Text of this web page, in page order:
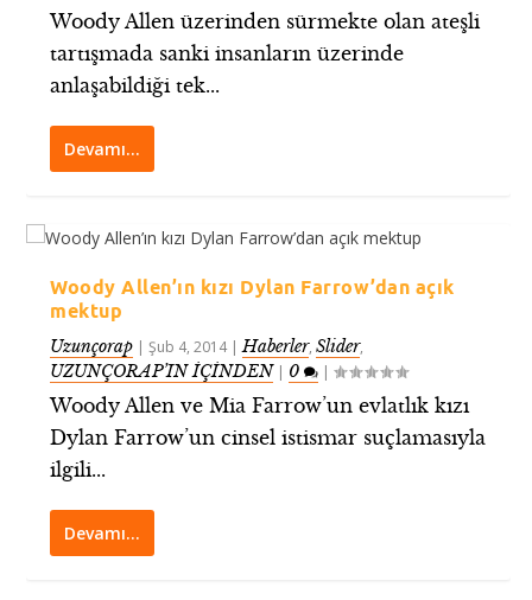
Woody Allen üzerinden sürmekte olan ateşli
tartışmada sanki insanların üzerinde
anlaşabildiği tek...
Devamı…
Woody Allen’ın kızı Dylan Farrow’dan açık
mektup
Uzunçorap |Şub 4, 2014|Haberler,Slider,
UZUNÇORAP’IN İÇİNDEN| 0 |
Woody Allen ve Mia Farrow’un evlatlık kızı
Dylan Farrow’un cinsel istismar suçlamasıyla
ilgili...
Devamı…